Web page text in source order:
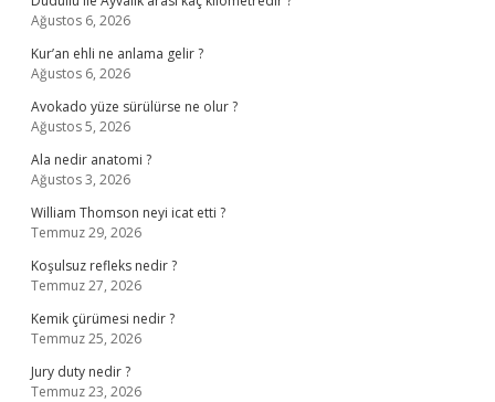
Ağustos 6, 2026
Kur’an ehli ne anlama gelir ?
Ağustos 6, 2026
Avokado yüze sürülürse ne olur ?
Ağustos 5, 2026
Ala nedir anatomi ?
Ağustos 3, 2026
William Thomson neyi icat etti ?
Temmuz 29, 2026
Koşulsuz refleks nedir ?
Temmuz 27, 2026
Kemik çürümesi nedir ?
Temmuz 25, 2026
Jury duty nedir ?
Temmuz 23, 2026